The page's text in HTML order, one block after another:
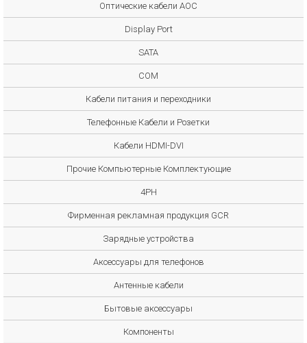
Оптические кабели AOC
Display Port
SATA
COM
Кабели питания и переходники
Телефонные Кабели и Розетки
Кабели HDMI-DVI
Прочие Компьютерные Комплектующие
4PH
Фирменная рекламная продукция GCR
Зарядные устройства
Аксессуары для телефонов
Антенные кабели
Бытовые аксессуары
Компоненты